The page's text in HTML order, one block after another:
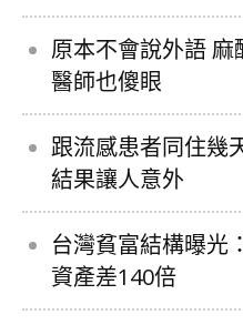
原本不會說外語 麻
醫師也傻眼
跟流感患者同住幾
結果讓人意外
台灣貧富結構曝光
資產差140倍